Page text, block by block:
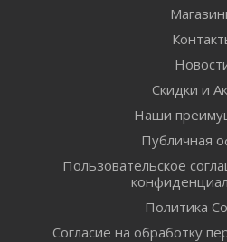
Скидки и
Наши
Публичная
Пользовательское
Политика
Согласие на обработку